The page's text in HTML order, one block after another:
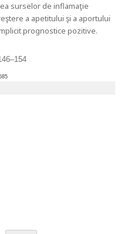
surselor de inflamaţie
a apetitului şi a aportului
prognostice pozitive.